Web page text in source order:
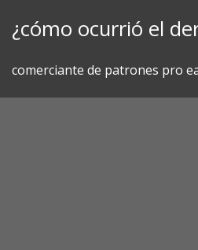
¿cómo ocurrió el
comerciante de patrones pro